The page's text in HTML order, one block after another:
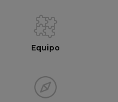
Equipo